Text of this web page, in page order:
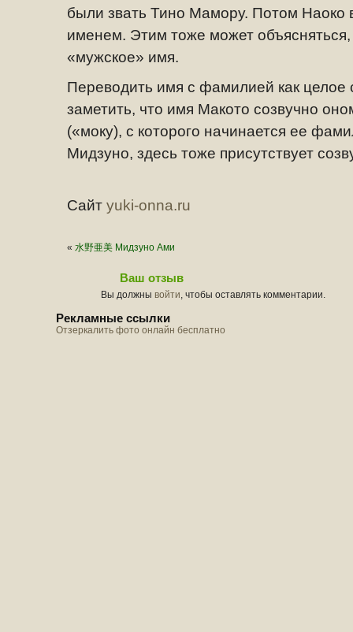
были звать Тино Мамору. Потом Наоко
именем. Этим тоже может
«мужское» имя.
Переводить имя с фамилией как целое
заметить, что имя Макото созвучно
(«моку), с которого начинается ее
Мидзуно, здесь тоже присутствует
Сайт yuki-onna.ru
« 水野亜美 Мидзуно Ами
Ваш отзыв
Вы должны войти, чтобы оставлять комментарии.
Рекламные ссылки
Отзеркалить фото онлайн бесплатно